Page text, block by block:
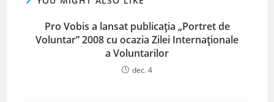
Pro Vobis a lansat publicația „Portret de
Voluntar” 2008 cu ocazia Zilei Internaționale
a Voluntarilor
dec. 4